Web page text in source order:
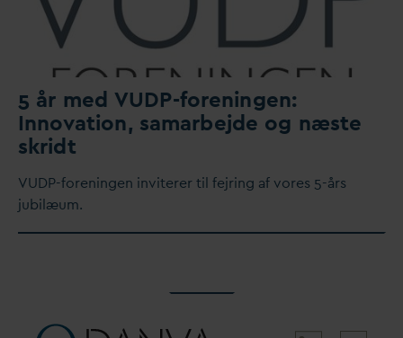
5 år med VUDP-foreningen:
Innovation, samarbejde og næste
skridt
VUDP-foreningen inviterer til fejring af vores 5-års
jubilæum.